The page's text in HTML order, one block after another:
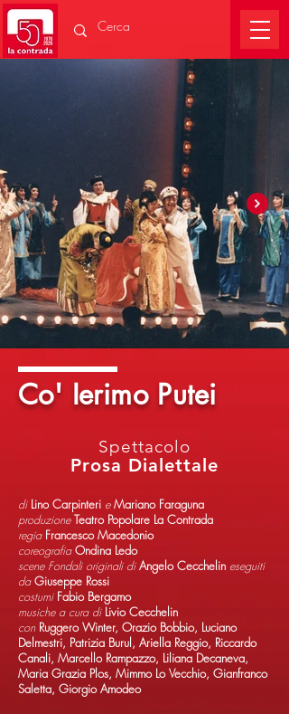
Co' Ierimo Putei
Prosa Dialettale
Spettacolo
diLino Carpinteri e Mariano Faraguna
produzioneTeatro Popolare La Contrada
regia Francesco Macedonio
coreografiaOndina Ledo
scene Fondali originali diAngelo Cecchelin eseguiti
da Giuseppe Rossi
costumi Fabio Bergamo
musiche a cura di Livio Cecchelin
con Ruggero Winter, Orazio Bobbio, Luciano
Delmestri, Patrizia Burul, Ariella Reggio, Riccardo
Canali, Marcello Rampazzo, Liliana Decaneva,
Maria Grazia Plos, Mimmo Lo Vecchio, Gianfranco
Saletta, Giorgio Amodeo